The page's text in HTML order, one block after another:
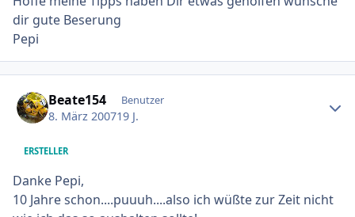
dir gute Beserung
Pepi
Beate154 Benutzer
8. März 200719 J.
ERSTELLER
Danke Pepi,
10 Jahre schon....puuuh....also ich wüßte zur Zeit nicht